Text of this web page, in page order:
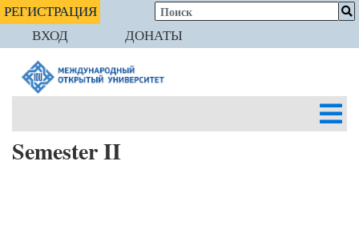
РЕГИСТРАЦИЯ
ВХОД
ДОНАТЫ
Semester II